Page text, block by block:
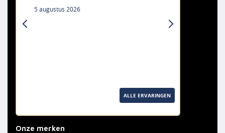
5 augustus 2026
previous next
ALLE ERVARINGEN
Onze merken